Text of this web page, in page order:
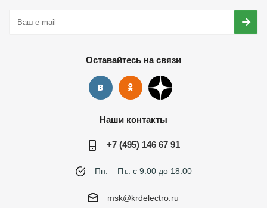
Оставайтесь на связи
Наши контакты
+7 (495) 146 67 91
Пн. – Пт.: с 9:00 до 18:00
msk@krdelectro.ru